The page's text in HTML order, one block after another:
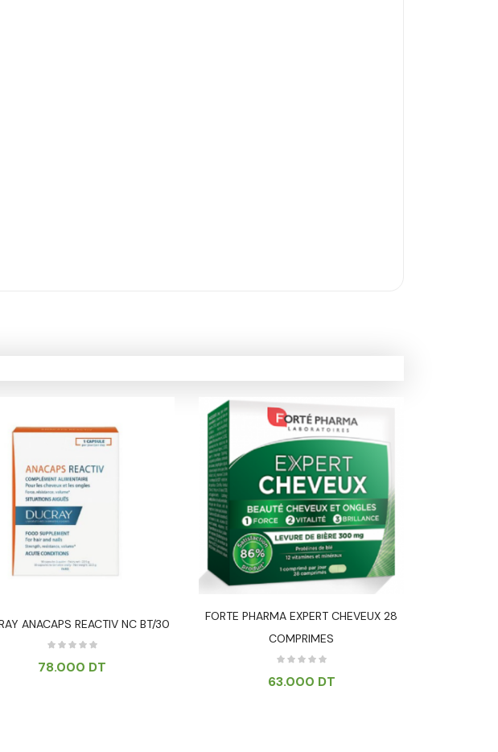
ANACAPS REACTIV NC BT/30
78.000 DT
FORTE PHARMA EXPERT CHEVEUX 28
COMPRIMES
63.000 DT